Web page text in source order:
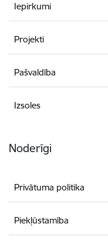
Iepirkumi
Projekti
Pašvaldība
Izsoles
Noderīgi
Privātuma politika
Piekļūstamība